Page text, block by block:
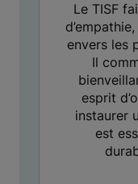
Le TISF
envers les
Il
esprit
instaurer
est